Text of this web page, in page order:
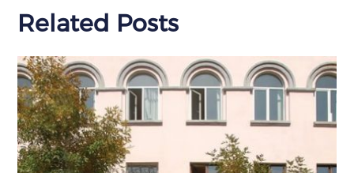
Related Posts